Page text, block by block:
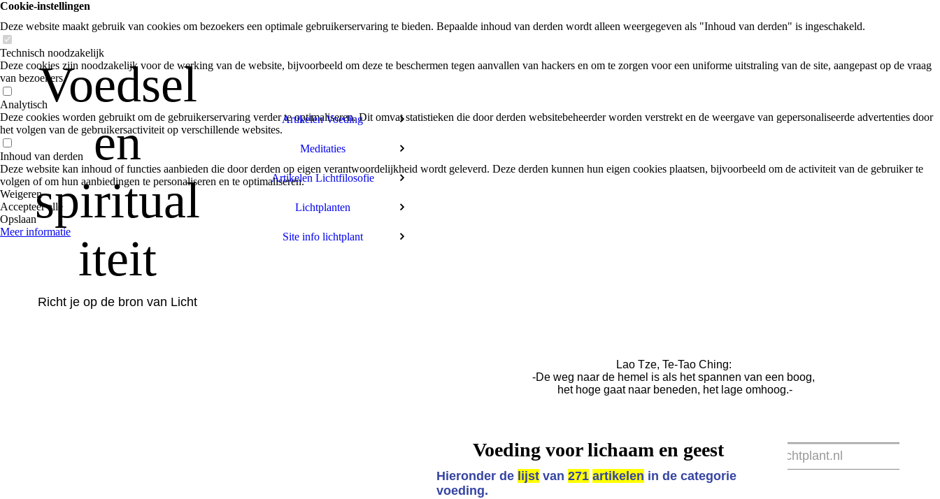
Voedsel
en
spiritual
iteit
Richt je op de bron van Licht
Artikelen Voeding
Meditaties
Artikelen Lichtfilosofie
Lichtplanten
Site info lichtplant
Lao Tze, Te-Tao Ching:
-De weg naar de hemel is als het spannen van een boog,
het hoge gaat naar beneden, het lage omhoog.-
Voeding voor lichaam en geest
Hieronder de lijstvan 271 artikelen in de categorie
voeding.
Cookie-instellingen
Deze website maakt gebruik van cookies om bezoekers een optimale gebruikerservaring te bieden. Bepaalde inhoud van derden wordt alleen weergegeven als "Inhoud van derden" is ingeschakeld.
Technisch noodzakelijk
Deze cookies zijn noodzakelijk voor de werking van de website, bijvoorbeeld om deze te beschermen tegen aanvallen van hackers en om te zorgen voor een uniforme uitstraling van de site, aangepast op de vraag
van bezoekers.
Analytisch
Deze cookies worden gebruikt om de gebruikerservaring verder te optimaliseren. Dit omvat statistieken die door derden websitebeheerder worden verstrekt en de weergave van gepersonaliseerde advertenties door
het volgen van de gebruikersactiviteit op verschillende websites.
Inhoud van derden
Deze website kan inhoud of functies aanbieden die door derden op eigen verantwoordelijkheid wordt geleverd. Deze derden kunnen hun eigen cookies plaatsen, bijvoorbeeld om de activiteit van de gebruiker te
volgen of om hun aanbiedingen te personaliseren en te optimaliseren.
Weigeren
Accepteer alle
Opslaan
Meer informatie